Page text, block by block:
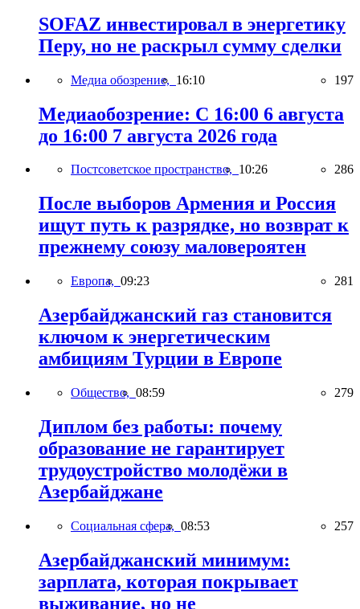
SOFAZ инвестировал в энергетику
Перу, но не раскрыл сумму сделки
Медиа обозрение, 16:10 197
Медиаобозрение: С 16:00 6 августа
до 16:00 7 августа 2026 года
Постсоветское пространство, 10:26 286
После выборов Армения и Россия
ищут путь к разрядке, но возврат к
прежнему союзу маловероятен
Европа, 09:23 281
Азербайджанский газ становится
ключом к энергетическим
амбициям Турции в Европе
Общество, 08:59 279
Диплом без работы: почему
образование не гарантирует
трудоустройство молодёжи в
Азербайджане
Социальная сфера, 08:53 257
Азербайджанский минимум:
зарплата, которая покрывает
выживание, но не